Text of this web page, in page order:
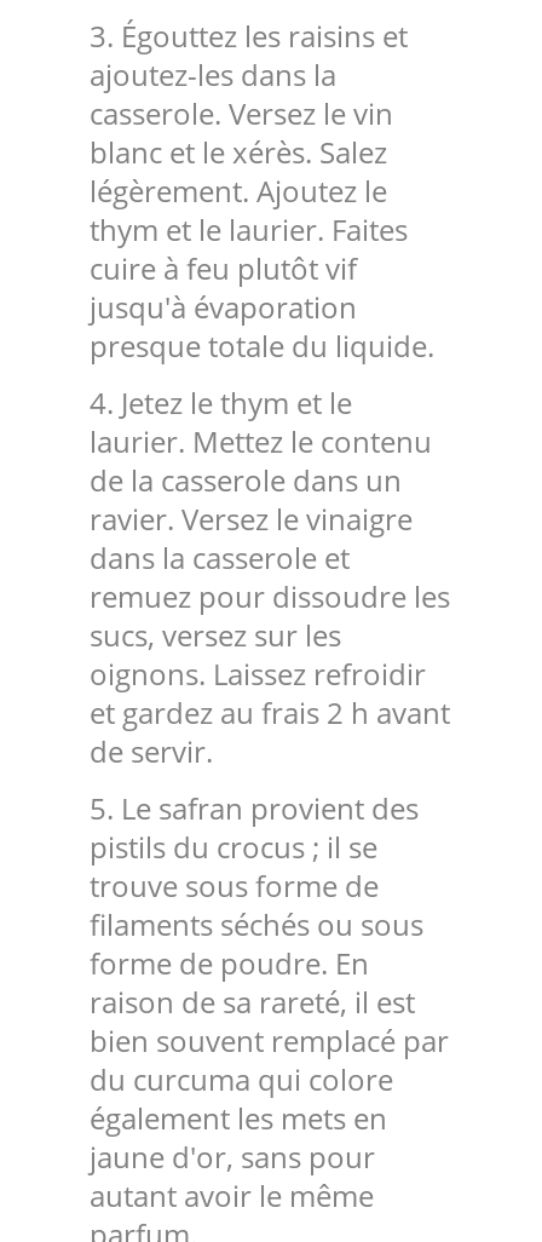
3. Égouttez les raisins et
ajoutez-les dans la
casserole. Versez le vin
blanc et le xérès. Salez
légèrement. Ajoutez le
thym et le laurier. Faites
cuire à feu plutôt vif
jusqu'à évaporation
presque totale du liquide.
4. Jetez le thym et le
laurier. Mettez le contenu
de la casserole dans un
ravier. Versez le vinaigre
dans la casserole et
remuez pour dissoudre les
sucs, versez sur les
oignons. Laissez refroidir
et gardez au frais 2 h avant
de servir.
5. Le safran provient des
pistils du crocus ; il se
trouve sous forme de
filaments séchés ou sous
forme de poudre. En
raison de sa rareté, il est
bien souvent remplacé par
du curcuma qui colore
également les mets en
jaune d'or, sans pour
autant avoir le même